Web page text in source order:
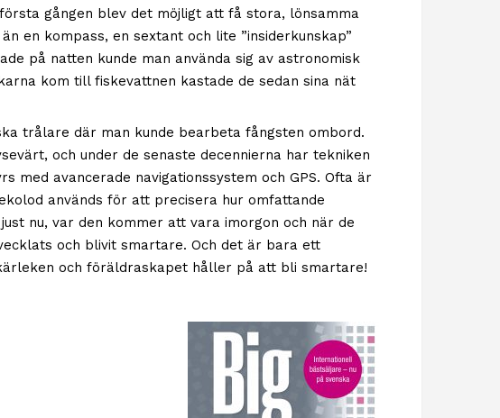
gången blev det möjligt att få stora, lönsamma
en kompass, en sextant och lite ”insiderkunskap”
på natten kunde man använda sig av astronomisk
kom till fiskevattnen kastade de sedan sina nät
trålare där man kunde bearbeta fångsten ombord.
och under de senaste decennierna har tekniken
avancerade navigationssystem och GPS. Ofta är
används för att precisera hur omfattande
nu, var den kommer att vara imorgon och när de
och blivit smartare. Och det är bara ett
och föräldraskapet håller på att bli smartare!